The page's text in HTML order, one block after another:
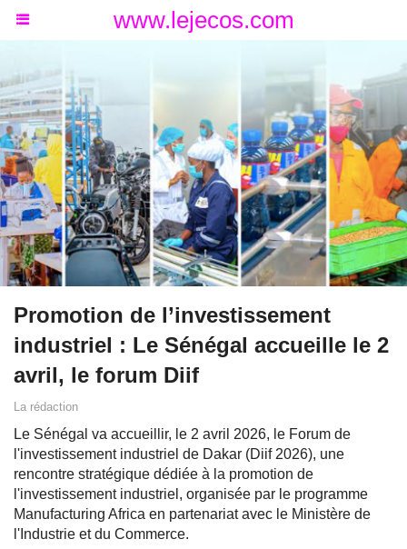
www.lejecos.com
Promotion de l’investissement
industriel : Le Sénégal accueille le 2
avril, le forum Diif
La rédaction
Le Sénégal va accueillir, le 2 avril 2026, le Forum de
l'investissement industriel de Dakar (Diif 2026), une
rencontre stratégique dédiée à la promotion de
l'investissement industriel, organisée par le programme
Manufacturing Africa en partenariat avec le Ministère de
l'Industrie et du Commerce.